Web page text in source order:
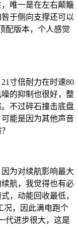
唯一是在左右颠簸
于侧向支撑还可以
配版本，个人感觉
寸倍耐力在时速80
的抑制也很好，整
不过碎石撞击底盘
能是因为其他声音
为对续航影响最大
航，我觉得也有必
，动能回收最低，
况，因此满电跑个
代进步很大，这是